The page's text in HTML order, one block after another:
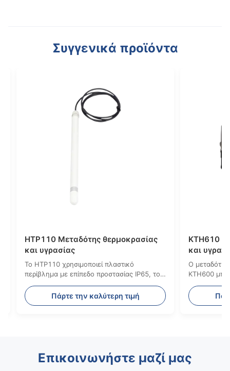
Συγγενικά προϊόντα
θερμοκρασίας
θερμοκρασίας
για
ενέργειας των
τιμή
KTH600 Μεταδότης θερμοκρασίας
Το KTH600 υιοθετεί διαχωρισμένο
απομακρυσμένο αισθητήρα, η αφαίρεση
να γίνουν εύκολα χωρίς ρύθμιση του
Πάρτε την καλύτερη τιμή
Επικοινωνήστε μαζί μας